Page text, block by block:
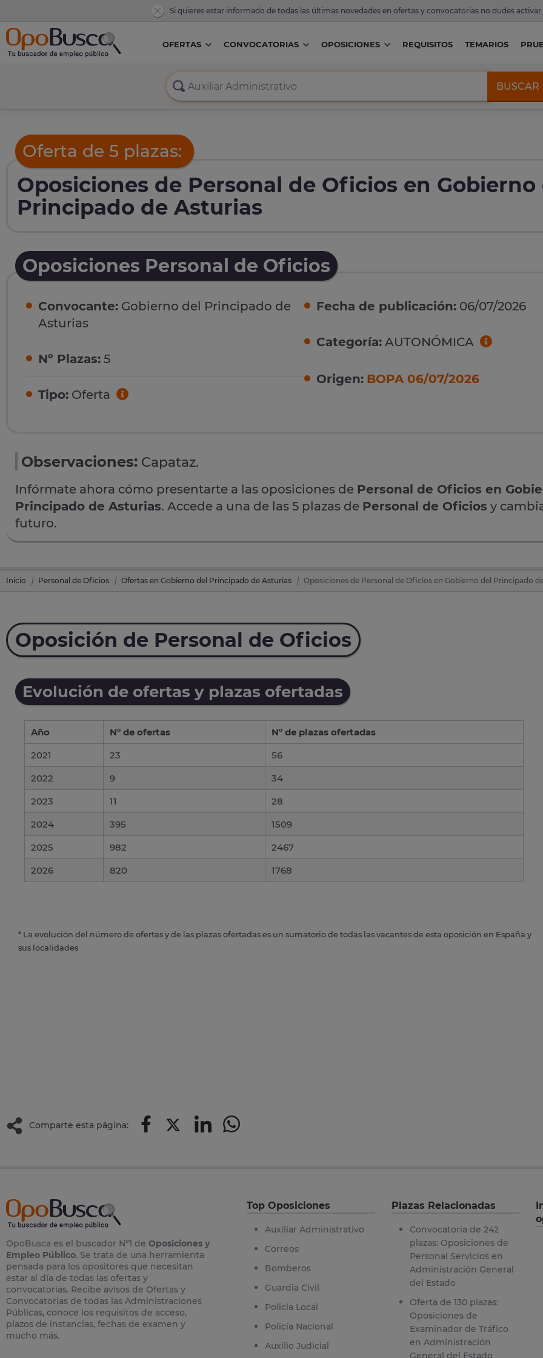
Si quieres estar informado de todas las últimas novedades en ofertas y convocatorias no dudes activar
OFERTAS CONVOCATORIAS OPOSICIONES REQUISITOS TEMARIOS
BUSCAR
Oferta de 5 plazas:
Oposiciones de Personal de Oficios en Gobierno
Principado de Asturias
Oposiciones Personal de Oficios
Convocante: Gobierno del Principado de
Asturias
Nº Plazas: 5
Tipo: Oferta
Fecha de publicación: 06/07/2026
Categoría: AUTONÓMICA
Origen: BOPA 06/07/2026
Observaciones: Capataz.
Infórmate ahora cómo presentarte a las oposiciones de Personal de Oficios en
Principado de Asturias. Accede a una de las 5 plazas de Personal de Oficios y
futuro.
Inicio Personal de Oficios Ofertas en Gobierno del Principado de Asturias Oposiciones de Personal de Oficios en Gobierno del Principado
Oposición de Personal de Oficios
Evolución de ofertas y plazas ofertadas
Año Nº de ofertas
Nº de plazas ofertadas
2021
23
56
2022
9
34
2023
11
28
2024
395
1509
2025
982
2467
2026
820 1768
* La evolución del número de ofertas y de las plazas ofertadas es un sumatorio de todas las vacantes de esta oposición en España y
sus localidades
Comparte esta página:
OpoBusca es el buscador Nº1 de Oposiciones y
Empleo Público. Se trata de una herramienta
pensada para los opositores que necesitan
estar al día de todas las ofertas y
convocatorias. Recibe avisos de Ofertas y
Convocatorias de todas las Administraciones
Públicas, conoce los requisitos de acceso,
plazos de instancias, fechas de examen y
mucho más.
Top Oposiciones
Auxiliar Administrativo
Correos
Bomberos
Guardia Civil
Policía Local
Policía Nacional
Auxilio Judicial
Plazas Relacionadas
Convocatoria de 242
plazas: Oposiciones de
Personal Servicios en
Administración General
del Estado
Oferta de 130 plazas:
Oposiciones de
Examinador de Tráfico
en Administración
General del Estado